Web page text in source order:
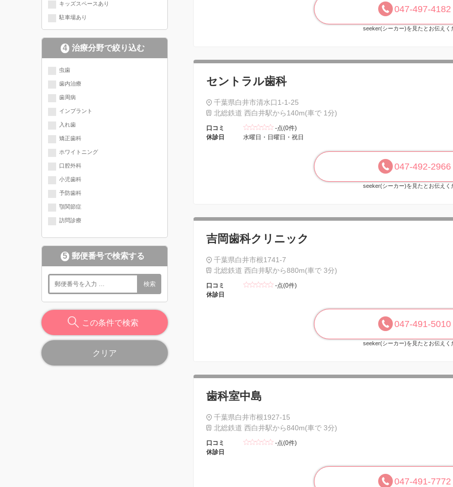
キッズスペースあり
駐車場あり
4 治療分野で絞り込む
現在選択されている分野にチェッ
クが入っています
虫歯
歯内治療
歯周病
インプラント
入れ歯
矯正歯科
ホワイトニング
口腔外科
小児歯科
予防歯科
顎関節症
訪問診療
5 郵便番号で検索する
検索
この条件で検索
クリア
047-497-4182
seeker(シーカー)を見たとお伝えく
セントラル歯科
千葉県白井市清水口1-1-25
北総鉄道 西白井駅から140m(車で 1分)
口コミ
-点(0件)
休診日
水曜日・日曜日・祝日
047-492-2966
seeker(シーカー)を見たとお伝えく
吉岡歯科クリニック
千葉県白井市根1741-7
北総鉄道 西白井駅から880m(車で 3分)
口コミ
-点(0件)
休診日
047-491-5010
seeker(シーカー)を見たとお伝えく
歯科室中島
千葉県白井市根1927-15
北総鉄道 西白井駅から840m(車で 3分)
口コミ
-点(0件)
休診日
047-491-7772